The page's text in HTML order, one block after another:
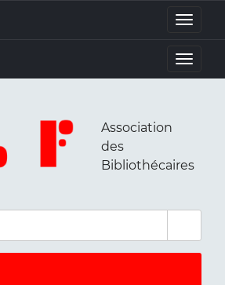
Toggle
Toggle
Association
des
Bibliothécaires